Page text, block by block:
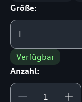
Größe:
L
Verfügbar
Anzahl: